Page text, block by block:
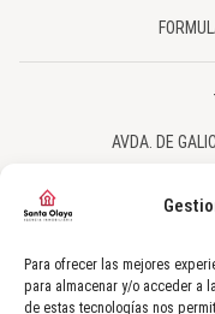
Para ofrecer las mejores
para almacenar y/o acceder a
de estas tecnologías nos
AVDA. DE
SÍGUENOS